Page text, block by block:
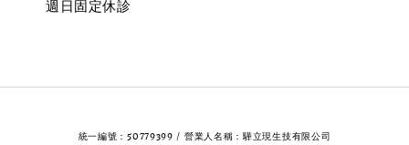
週日固定休診
統一編號：50779399 / 營業人名稱：驊立現生技有限公司